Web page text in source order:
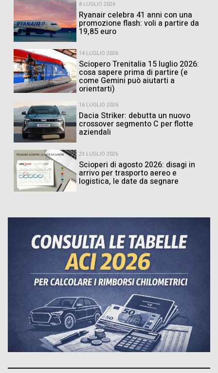
8 LUGLIO 2026
Ryanair celebra 41 anni con una
promozione flash: voli a partire da
19,85 euro
14 LUGLIO 2026
Sciopero Trenitalia 15 luglio 2026:
cosa sapere prima di partire (e
come Gemini può aiutarti a
orientarti)
16 LUGLIO 2026
Dacia Striker: debutta un nuovo
crossover segmento C per flotte
aziendali
23 LUGLIO 2026
Scioperi di agosto 2026: disagi in
arrivo per trasporto aereo e
logistica, le date da segnare